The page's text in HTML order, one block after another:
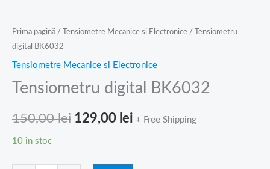
Prima pagină / Tensiometre Mecanice si Electronice / Tensiometru
digital BK6032
Tensiometre Mecanice si Electronice
Tensiometru digital BK6032
150,00lei 129,00 lei + Free Shipping
10 în stoc